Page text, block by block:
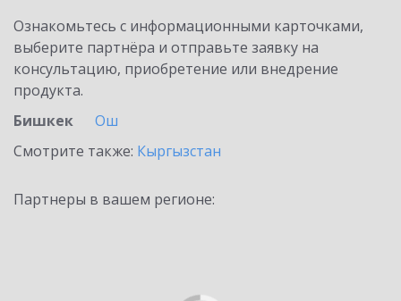
Ознакомьтесь с информационными карточками,
выберите партнёра и отправьте заявку на
консультацию, приобретение или внедрение
продукта.
Бишкек
Ош
Смотрите также: Кыргызстан
Партнеры в вашем регионе: